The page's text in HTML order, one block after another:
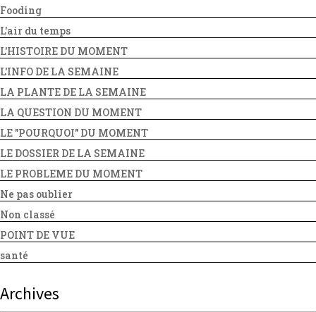
Fooding
L'air du temps
L'HISTOIRE DU MOMENT
L'INFO DE LA SEMAINE
LA PLANTE DE LA SEMAINE
LA QUESTION DU MOMENT
LE "POURQUOI" DU MOMENT
LE DOSSIER DE LA SEMAINE
LE PROBLEME DU MOMENT
Ne pas oublier
Non classé
POINT DE VUE
santé
Archives